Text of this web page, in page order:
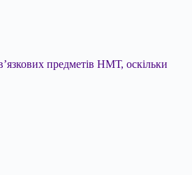
предметів НМТ, оскільки